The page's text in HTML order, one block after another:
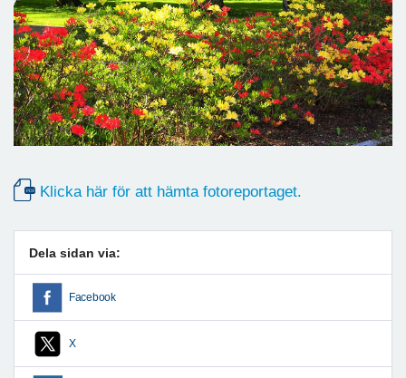
Klicka här för att hämta fotoreportaget.
Dela sidan via:
Facebook
X